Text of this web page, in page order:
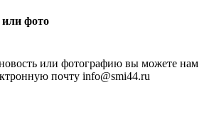
или фото
или фотографию вы можете нам
почту info@smi44.ru